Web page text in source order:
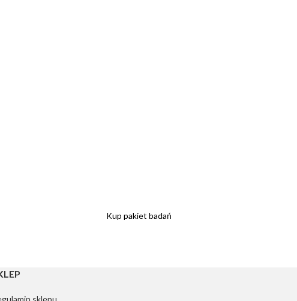
Kup pakiet badań
sklepu